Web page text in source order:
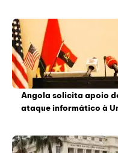
Angola solicita apoio
ataque informático à